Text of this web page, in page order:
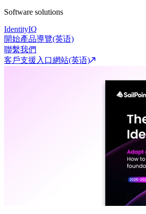
Software solutions
IdentityIQ
開始產品導覽(英语)
聯繫我們
客戶支援入口網站(英语)